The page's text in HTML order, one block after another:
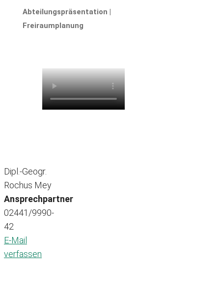
Abteilungspräsentation |
Freiraumplanung
Dipl.-Geogr.
Rochus Mey
Ansprechpartner
02441/9990-
42
E-Mail
verfassen